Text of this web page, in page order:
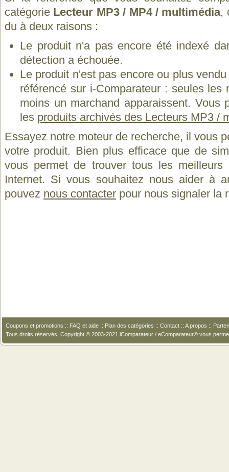
catégorie Lecteur MP3 / MP4 / multimédia,
du à deux raisons :
Le produit n'a pas encore été indexé
détection a échouée.
Le produit n'est pas encore ou plus
référencé sur i-Comparateur : seules les
moins un marchand apparaissent. Vous
les produits archivés des Lecteurs MP3 /
Essayez notre moteur de recherche, il vous
votre produit. Bien plus efficace que de
vous permet de trouver tous les
Internet. Si vous souhaitez nous aider à
pouvez nous contacter pour nous signaler la
Coupons et promotions :: FAQ et aide :: Plan des catégories :: Contact :: A propos ::
Tous droits réservés. Copyright © 2003-2021 iComparateur / eComparateur® vous